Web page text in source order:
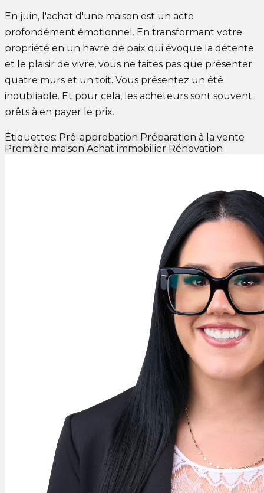
En juin, l'achat d'une maison est un acte
profondément émotionnel. En transformant votre
propriété en un havre de paix qui évoque la détente
et le plaisir de vivre, vous ne faites pas que présenter
quatre murs et un toit. Vous présentez un été
inoubliable. Et pour cela, les acheteurs sont souvent
prêts à en payer le prix.
Étiquettes: Pré-approbation Préparation à la vente
Première maison Achat immobilier Rénovation